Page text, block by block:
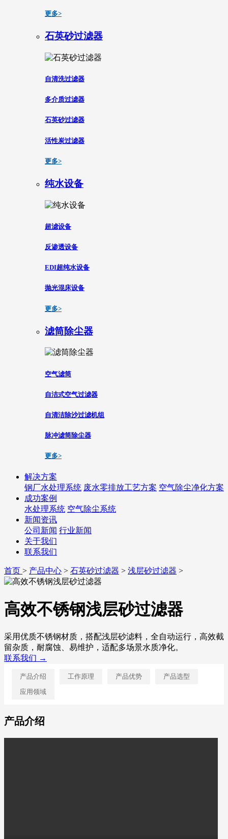
更多>
石英砂过滤器
自清洗过滤器
多介质过滤器
石英砂过滤器
活性炭过滤器
更多>
纯水设备
超滤设备
反渗透设备
EDI超纯水设备
抛光混床设备
更多>
滤筒除尘器
空气滤筒
自洁式空气过滤器
自清洁除沙过滤机组
脉冲滤筒除尘器
更多>
解决方案
钢厂水处理系统 废水零排放工艺方案 空气除尘净化方案
成功案例
水处理系统 空气除尘系统
新闻资讯
公司新闻 行业新闻
关于我们
联系我们
首页 > 产品中心 > 石英砂过滤器 > 浅层砂过滤器 >
高效不锈钢浅层砂过滤器
采用优质不锈钢材质，搭配浅层砂滤料，全自动运行，高效截
留杂质，耐腐蚀、易维护，适配多场景水质净化。
联系我们 →
产品介绍 工作原理 产品优势
产品选型
应用领域
产品介绍